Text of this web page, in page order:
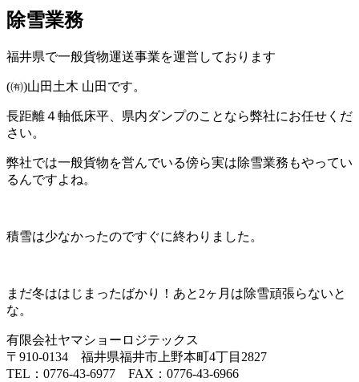
除雪業務
福井県で一般貨物運送事業を運営しております
(㈲)山田土木 山田です。
長距離４軸低床平、県内ダンプのことなら弊社にお任せくだ
さい。
弊社では一般貨物を営んでいる傍ら実は除雪業務もやってい
るんですよね。
積雪は少なかったのですぐに終わりました。
まだ冬ははじまったばかり！あと2ヶ月は除雪頑張らないと
な。
有限会社ヤマショーロジテックス
〒910-0134 福井県福井市上野本町4丁目2827
TEL：0776-43-6977 FAX：0776-43-6966